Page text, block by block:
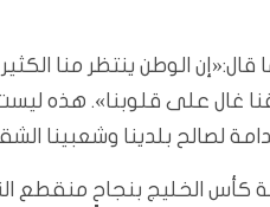
الوطن ينتظر منا
غال على قلوبنا». هذه
لصالح بلدينا وشعبينا
كأس الخليج بنجاحٍ منقطع